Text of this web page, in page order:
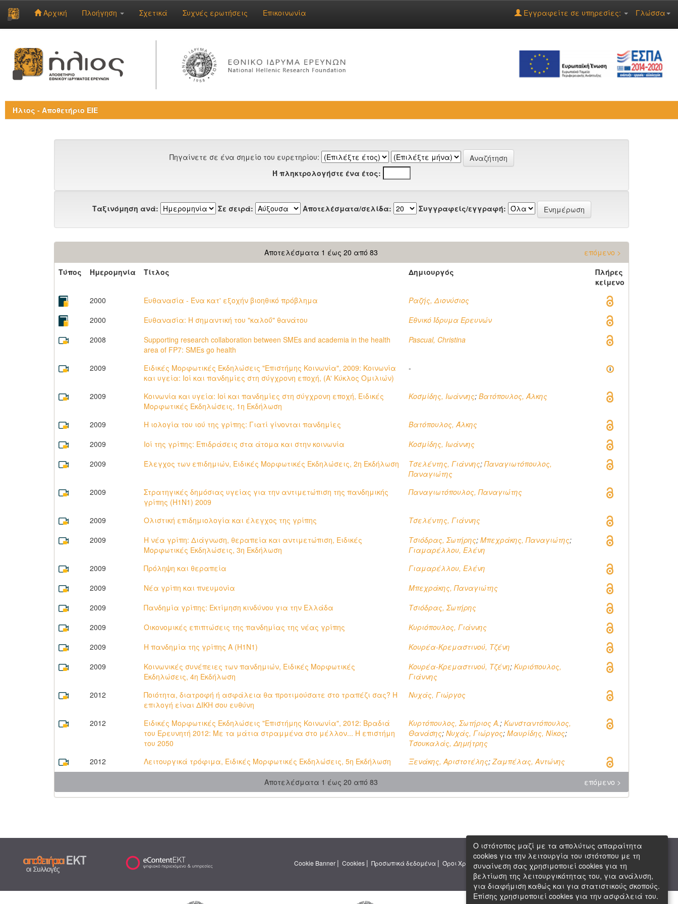
navigation
Αρχική Πλοήγηση Σχετικά Συχνές ερωτήσεις Επικοινωνία Γλώσσα
Εγγραφείτε σε υπηρεσίες:
Ήλιος - Αποθετήριο ΕΙΕ
Πηγαίνετε σε ένα σημείο του ευρετηρίου:
Ή πληκτρολογήστε ένα έτος:
Ταξινόμηση ανά: Σε σειρά: Αποτελέσματα/σελίδα: Συγγραφείς/εγγραφή:
Αποτελέσματα 1 έως 20 από 83
επόμενο >
Τύπος
Ημερομηνία Τίτλος Δημιουργός
Πλήρες
κείμενο
2000
Ευθανασία - Ένα κατ' εξοχήν βιοηθικό πρόβλημα
Ραζής, Διονύσιος
2000
Ευθανασία: Η σημαντική του "καλοΰ" θανάτου
Εθνικό Ίδρυμα Ερευνών
2008
Supporting research collaboration between SMEs and academia in the health
area of FP7: SMEs go health
Pascual, Christina
2009
Ειδικές Μορφωτικές Εκδηλώσεις "Επιστήμης Κοινωνία", 2009: Κοινωνία
και υγεία: Ioί και πανδημίες στη σύγχρονη εποχή, (Α' Κύκλος Ομιλιών)
-
2009
Κοινωνία και υγεία: Ioί και πανδημίες στη σύγχρονη εποχή, Ειδικές
Μορφωτικές Εκδηλώσεις, 1η Εκδήλωση
Κοσμίδης, Ιωάννης; Βατόπουλος, Άλκης
2009 Η ιολογία του ιού της γρίπης: Γιατί γίνονται πανδημίες
Βατόπουλος, Άλκης
2009
Ιοί της γρίπης: Επιδράσεις στα άτομα και στην κοινωνία
Κοσμίδης, Ιωάννης
2009
Έλεγχος των επιδημιών, Ειδικές Μορφωτικές Εκδηλώσεις, 2η Εκδήλωση Τσελέντης, Γιάννης;Παναγιωτόπουλος,
Παναγιώτης
2009
Στρατηγικές δημόσιας υγείας για την αντιμετώπιση της πανδημικής
γρίπης (Η1Ν1) 2009
Παναγιωτόπουλος, Παναγιώτης
2009 Ολιστική επιδημιολογία και έλεγχος της γρίπης
Τσελέντης, Γιάννης
2009
Η νέα γρίπη: Διάγνωση, θεραπεία και αντιμετώπιση, Ειδικές
Μορφωτικές Εκδηλώσεις, 3η Εκδήλωση
Τσιόδρας, Σωτήρης; Μπεχράκης, Παναγιώτης;
Γιαμαρέλλου, Ελένη
2009
Πρόληψη και θεραπεία
Γιαμαρέλλου, Ελένη
2009
Νέα γρίπη και πνευμονία
Μπεχράκης, Παναγιώτης
2009
Πανδημία γρίπης: Εκτίμηση κινδύνου για την Ελλάδα
Τσιόδρας, Σωτήρης
2009
Οικονομικές επιπτώσεις της πανδημίας της νέας γρίπης
Κυριόπουλος, Γιάννης
2009
Η πανδημία της γρίπης Α (Η1Ν1)
Κουρέα-Κρεμαστινού, Τζένη
2009
Κοινωνικές συνέπειες των πανδημιών, Ειδικές Μορφωτικές
Εκδηλώσεις, 4η Εκδήλωση
Κουρέα-Κρεμαστινού, Τζένη; Κυριόπουλος,
Γιάννης
2012
Ποιότητα, διατροφή ή ασφάλεια θα προτιμούσατε στο τραπέζι σας? Η
επιλογή είναι ΔΙΚΗ σου ευθύνη
Νυχάς, Γιώργος
2012
Ειδικές Μορφωτικές Εκδηλώσεις "Επιστήμης Κοινωνία", 2012: Βραδιά
του Ερευνητή 2012: Με τα μάτια στραμμένα στο μέλλον... Η επιστήμη
του 2050
Κυρτόπουλος, Σωτήριος Α.; Κωνσταντόπουλος,
Θανάσης; Νυχάς, Γιώργος; Μαυρίδης, Νίκος;
Τσουκαλάς, Δημήτρης
2012
Λειτουργικά τρόφιμα, Ειδικές Μορφωτικές Εκδηλώσεις, 5η Εκδήλωση Ξενάκης, Αριστοτέλης;Ζαμπέλας, Αντώνης
Αποτελέσματα 1 έως 20 από 83 επόμενο >
Cookie Banner | Cookies | Προσωπικά δεδομένα | Όροι Χρήσης| Πνευματική Ιδιοκτησία | Copyright © 2026 ΕΙΕ
Ο ιστότοπος μαζί με τα απολύτως απαραίτητα
cookies για την λειτουργία του ιστότοπου με τη
συναίνεση σας χρησιμοποιεί cookies για τη
βελτίωση της λειτουργικότητας του, για ανάλυση,
για διαφήμιση καθώς και για στατιστικούς σκοπούς.
Επίσης χρησιμοποιεί cookies για την ασφάλειά του.